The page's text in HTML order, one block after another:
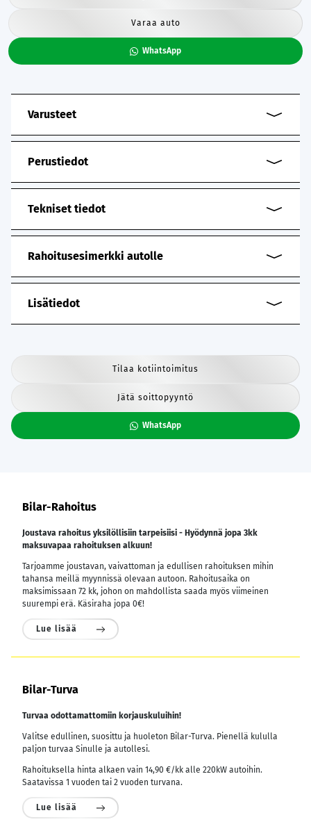
Varaa auto
WhatsApp
Varusteet
Perustiedot
Tekniset tiedot
Rahoitusesimerkki autolle
Lisätiedot
Tilaa kotiintoimitus
Jätä soittopyyntö
WhatsApp
Bilar-Rahoitus
Joustava rahoitus yksilöllisiin tarpeisiisi - Hyödynnä jopa 3kk
maksuvapaa rahoituksen alkuun!
Tarjoamme joustavan, vaivattoman ja edullisen rahoituksen mihin
tahansa meillä myynnissä olevaan autoon. Rahoitusaika on
maksimissaan 72 kk, johon on mahdollista saada myös viimeinen
suurempi erä. Käsiraha jopa 0€!
Lue lisää
Bilar-Turva
Turvaa odottamattomiin korjauskuluihin!
Valitse edullinen, suosittu ja huoleton Bilar-Turva. Pienellä kululla
paljon turvaa Sinulle ja autollesi.
Rahoituksella hinta alkaen vain 14,90 €/kk alle 220kW autoihin.
Saatavissa 1 vuoden tai 2 vuoden turvana.
Lue lisää